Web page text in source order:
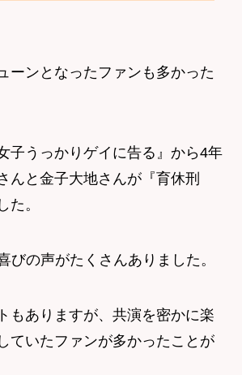
ーンとなったファンも多かった
子うっかりゲイに告る』から4年
んと金子大地さんが『育休刑
た。
びの声がたくさんありました。
もありますが、共演を密かに楽
ていたファンが多かったことが